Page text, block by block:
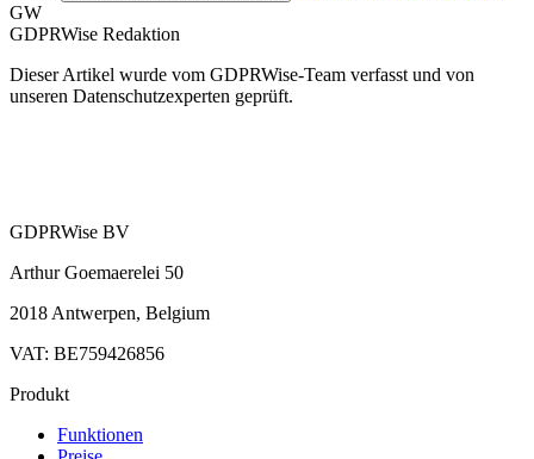
GW
GDPRWise Redaktion
Dieser Artikel wurde vom GDPRWise-Team verfasst und von
unseren Datenschutzexperten geprüft.
GDPRWise BV
Arthur Goemaerelei 50
2018 Antwerpen, Belgium
VAT: BE759426856
Produkt
Funktionen